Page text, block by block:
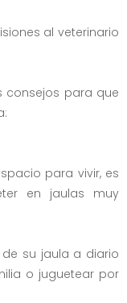
al veterinario
consejos para que
para vivir, es
en jaulas muy
su jaula a diario
o juguetear por